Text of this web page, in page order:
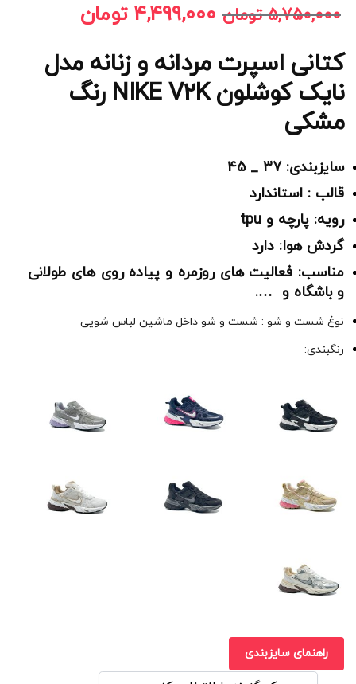
5,750,000 تومان 4,499,000 تومان
کتانی اسپرت مردانه و زنانه مدل
نایک کوشلون NIKE V2K رنگ
مشکی
سایزبندی: 37 _ 45
قالب : استاندارد
رویه: پارچه و tpu
گردش هوا: دارد
مناسب: فعالیت های روزمره و پیاده روی های طولانی
و باشگاه و ….
نوغ شست و شو : شست و شو داخل ماشین لباس شویی
رنگبندی:
راهنمای سایزبندی